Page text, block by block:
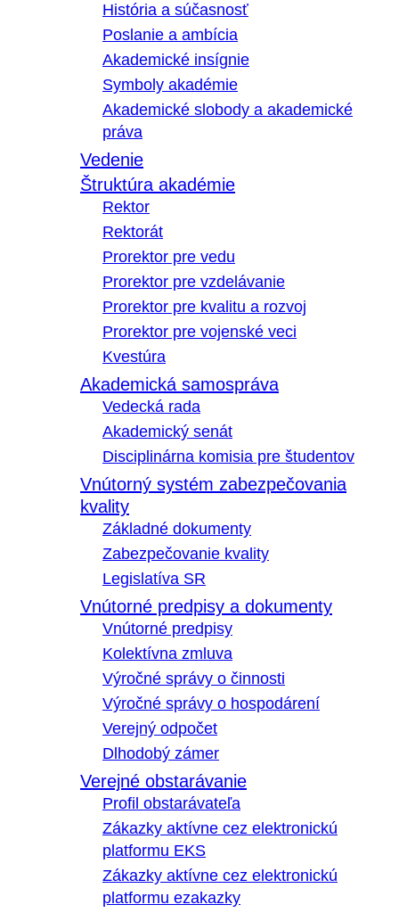
História a súčasnosť
Poslanie a ambícia
Akademické insígnie
Symboly akadémie
Akademické slobody a akademické
práva
Vedenie
Štruktúra akadémie
Rektor
Rektorát
Prorektor pre vedu
Prorektor pre vzdelávanie
Prorektor pre kvalitu a rozvoj
Prorektor pre vojenské veci
Kvestúra
Akademická samospráva
Vedecká rada
Akademický senát
Disciplinárna komisia pre študentov
Vnútorný systém zabezpečovania
kvality
Základné dokumenty
Zabezpečovanie kvality
Legislatíva SR
Vnútorné predpisy a dokumenty
Vnútorné predpisy
Kolektívna zmluva
Výročné správy o činnosti
Výročné správy o hospodárení
Verejný odpočet
Dlhodobý zámer
Verejné obstarávanie
Profil obstarávateľa
Zákazky aktívne cez elektronickú
platformu EKS
Zákazky aktívne cez elektronickú
platformu ezakazky